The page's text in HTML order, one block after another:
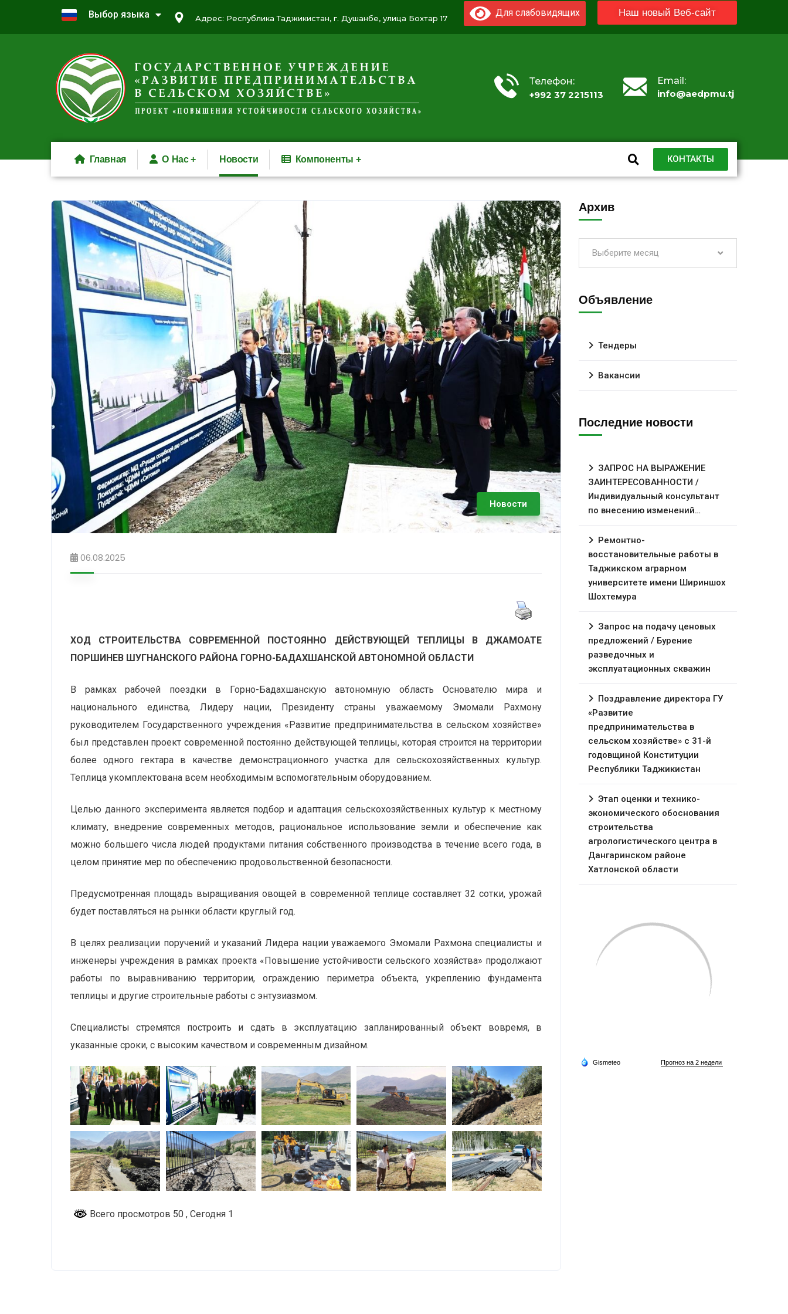
Выбор языка Адрес: Республика Таджикистан, г. Душанбе, улица Бохтар 17
Для слабовидящих Наш новый Веб-сайт
Телефон:
+992 37 2215113
Email:
info@aedpmu.tj
Главная О Нас Новости Компоненты КОНТАКТЫ
Новости
06.08.2025
ХОД СТРОИТЕЛЬСТВА СОВРЕМЕННОЙ ПОСТОЯННО ДЕЙСТВУЮЩЕЙ ТЕПЛИЦЫ В ДЖАМОАТЕ
ПОРШИНЕВ ШУГНАНСКОГО РАЙОНА ГОРНО-БАДАХШАНСКОЙ АВТОНОМНОЙ ОБЛАСТИ
В рамках рабочей поездки в Горно-Бадахшанскую автономную область Основателю мира и
национального единства, Лидеру нации, Президенту страны уважаемому Эмомали Рахмону
руководителем Государственного учреждения «Развитие предпринимательства в сельском хозяйстве»
был представлен проект современной постоянно действующей теплицы, которая строится на территории
более одного гектара в качестве демонстрационного участка для сельскохозяйственных культур.
Теплица укомплектована всем необходимым вспомогательным оборудованием.
Целью данного эксперимента является подбор и адаптация сельскохозяйственных культур к местному
климату, внедрение современных методов, рациональное использование земли и обеспечение как
можно большего числа людей продуктами питания собственного производства в течение всего года, в
целом принятие мер по обеспечению продовольственной безопасности.
Предусмотренная площадь выращивания овощей в современной теплице составляет 32 сотки, урожай
будет поставляться на рынки области круглый год.
В целях реализации поручений и указаний Лидера нации уважаемого Эмомали Рахмона специалисты и
инженеры учреждения в рамках проекта «Повышение устойчивости сельского хозяйства» продолжают
работы по выравниванию территории, ограждению периметра объекта, укреплению фундамента
теплицы и другие строительные работы с энтузиазмом.
Специалисты стремятся построить и сдать в эксплуатацию запланированный объект вовремя, в
указанные сроки, с высоким качеством и современным дизайном.
Всего просмотров 50 , Сегодня 1
Архив
Выберите месяц
Объявление
Тендеры
Вакансии
Последние новости
ЗАПРОС НА ВЫРАЖЕНИЕ
ЗАИНТЕРЕСОВАННОСТИ /
Индивидуальный консультант
по внесению изменений…
Ремонтно-
восстановительные работы в
Таджикском аграрном
университете имени Шириншох
Шохтемура
Запрос на подачу ценовых
предложений / Бурение
разведочных и
эксплуатационных скважин
Поздравление директора ГУ
«Развитие
предпринимательства в
сельском хозяйстве» с 31-й
годовщиной Конституции
Республики Таджикистан
Этап оценки и технико-
экономического обоснования
строительства
агрологистического центра в
Дангаринском районе
Хатлонской области